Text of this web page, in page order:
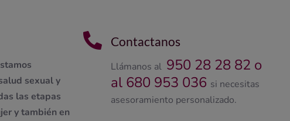
sexual y
las etapas
y también en
 Contactanos
Llámanos al 950 28 28 82 o
al 680 953 036 si necesitas
asesoramiento personalizado.